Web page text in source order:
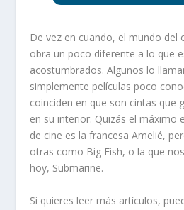
De vez en cuando, el mundo del
obra un poco diferente a lo que
acostumbrados. Algunos lo
simplemente películas poco
coinciden en que son cintas que
en su interior. Quizás el máximo
de cine es la francesaAmelié,
otras como Big Fish, o la que
hoy, Submarine.
Si quieres leer más artículos,